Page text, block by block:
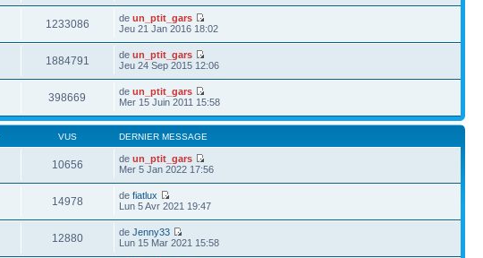
1233086 deun_ptit_gars
Jeu 21 Jan 2016 18:02
1884791 deun_ptit_gars
Jeu 24 Sep 2015 12:06
398669 deun_ptit_gars
Mer 15 Juin 2011 15:58
VUS DERNIER MESSAGE
10656 deun_ptit_gars
Mer 5 Jan 2022 17:56
14978 defiatlux
Lun 5 Avr 2021 19:47
12880 deJenny33
Lun 15 Mar 2021 15:58